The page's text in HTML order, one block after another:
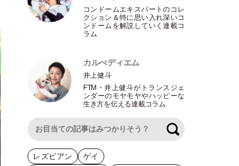
コンドームエキスパートのコレ
クション＆特に思い入れ深いコ
ンドームを解説していく連載コ
ラム
カルぺディエム
井上健斗
FTM ・井上健斗がトランスジェ
ンダーのモヤモヤやハッピーな
生き方を伝える連載コラム
レズビアン
ゲイ